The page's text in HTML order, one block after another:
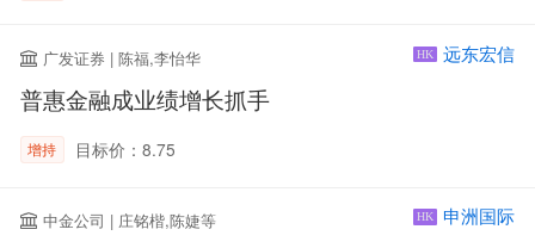
广发证券 | 陈福,李怡华 HK 远东宏信
普惠金融成业绩增长抓手
增持 目标价：8.75
中金公司 | 庄铭楷,陈婕等 HK 申洲国际